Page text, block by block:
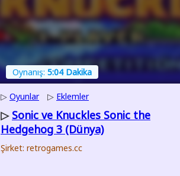
Oynanış: 5:04 Dakika
▷ Oyunlar ▷ Eklemler
▷ Sonic ve Knuckles Sonic the
Hedgehog 3 (Dünya)
Şirket: retrogames.cc